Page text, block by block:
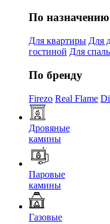
По назначению
Для квартиры Для
гостиной Для
По бренду
Firezo Real Flame
Дровяные
камины
Паровые
камины
Газовые